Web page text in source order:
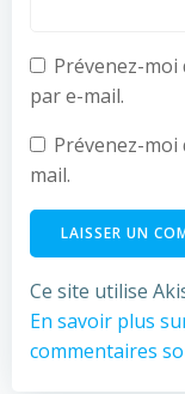
Prévenez-
par e-mail.
Prévenez-
mail.
Ce site utilise
En savoir plus
commentaires